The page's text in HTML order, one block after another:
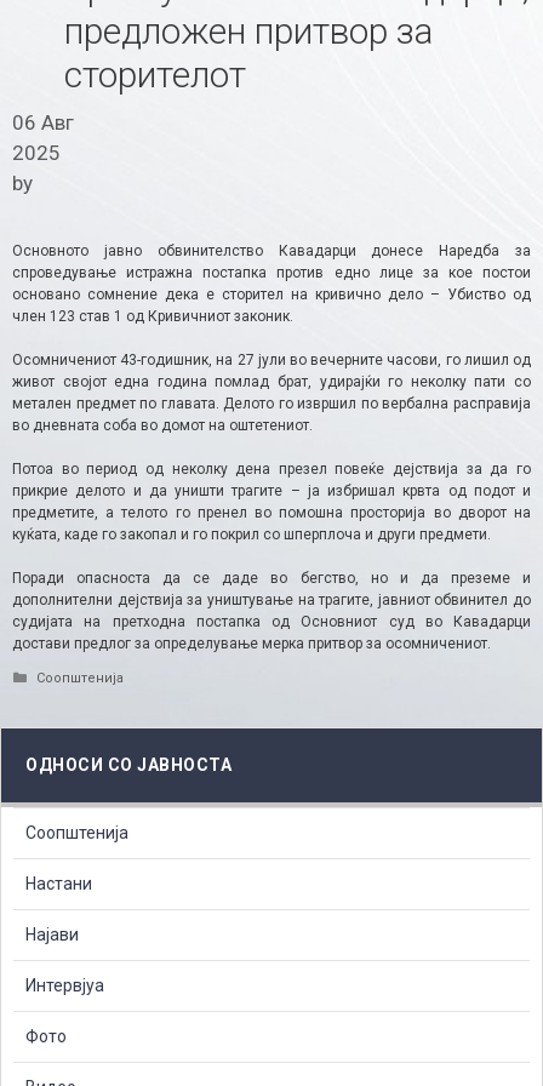
предложен притвор за
сторителот
06 Авг
2025
by
Основното јавно обвинителство Кавадарци донесе Наредба за
спроведување истражна постапка против едно лице за кое постои
основано сомнение дека е сторител на кривично дело – Убиство од
член 123 став 1 од Кривичниот законик.
Осомничениот 43-годишник, на 27 јули во вечерните часови, го лишил од
живот својот една година помлад брат, удирајќи го неколку пати со
метален предмет по главата. Делото го извршил по вербална расправија
во дневната соба во домот на оштетениот.
Потоа во период од неколку дена презел повеќе дејствија за да го
прикрие делото и да уништи трагите – ја избришал крвта од подот и
предметите, а телото го пренел во помошна просторија во дворот на
куќата, каде го закопал и го покрил со шперплоча и други предмети.
Поради опасноста да се даде во бегство, но и да преземе и
дополнителни дејствија за уништување на трагите, јавниот обвинител до
судијата на претходна постапка од Основниот суд во Кавадарци
достави предлог за определување мерка притвор за осомничениот.
Categories
Соопштенија
ОДНОСИ СО ЈАВНОСТА
Соопштенија
Настани
Најави
Интервјуа
Фото